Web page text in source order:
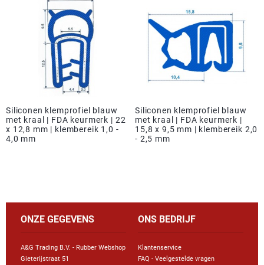
Siliconen klemprofiel blauw
met kraal | FDA keurmerk | 22
x 12,8 mm | klembereik 1,0 -
4,0 mm
Siliconen klemprofiel blauw
met kraal | FDA keurmerk |
15,8 x 9,5 mm | klembereik 2,0
- 2,5 mm
ONZE GEGEVENS
A&G Trading B.V. - Rubber Webshop
Gieterijstraat 51
ONS BEDRIJF
Klantenservice
FAQ - Veelgestelde vragen